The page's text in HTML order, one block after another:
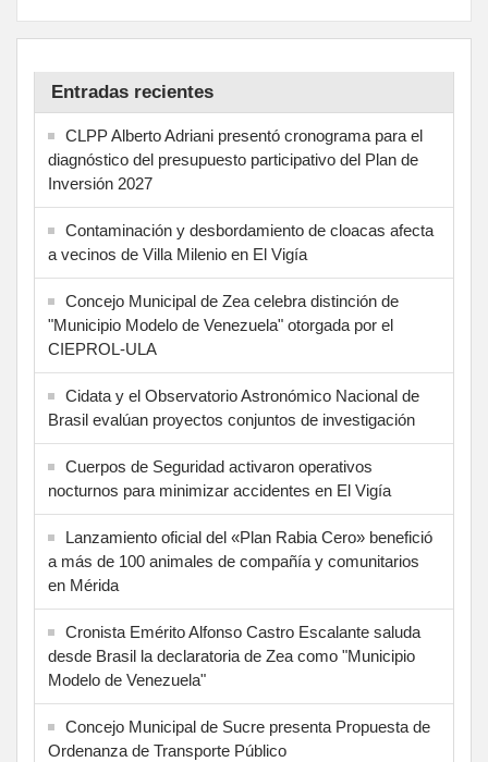
Entradas recientes
CLPP Alberto Adriani presentó cronograma para el
diagnóstico del presupuesto participativo del Plan de
Inversión 2027
Contaminación y desbordamiento de cloacas afecta
a vecinos de Villa Milenio en El Vigía
Concejo Municipal de Zea celebra distinción de
"Municipio Modelo de Venezuela" otorgada por el
CIEPROL-ULA
Cidata y el Observatorio Astronómico Nacional de
Brasil evalúan proyectos conjuntos de investigación
Cuerpos de Seguridad activaron operativos
nocturnos para minimizar accidentes en El Vigía
Lanzamiento oficial del «Plan Rabia Cero» benefició
a más de 100 animales de compañía y comunitarios
en Mérida
Cronista Emérito Alfonso Castro Escalante saluda
desde Brasil la declaratoria de Zea como "Municipio
Modelo de Venezuela"
Concejo Municipal de Sucre presenta Propuesta de
Ordenanza de Transporte Público